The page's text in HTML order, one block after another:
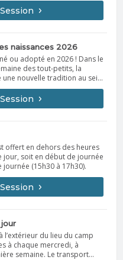
Session
naissances 2026
ou adopté en 2026 ! Dans le
des tout-petits, la
nouvelle tradition au sein
chaque année, les
l’occasion, les conseillers
les familles inscrites
d’un enfant né ou adopté
enfant pour participer à cette
biais de la plateforme
Pour information :
7490, poste 281
Session
offert en dehors des heures
jour, soit en début de journée
journée (15h30 à 17h30).
Session
l’extérieur du lieu du camp
à chaque mercredi, à
semaine. Le transport